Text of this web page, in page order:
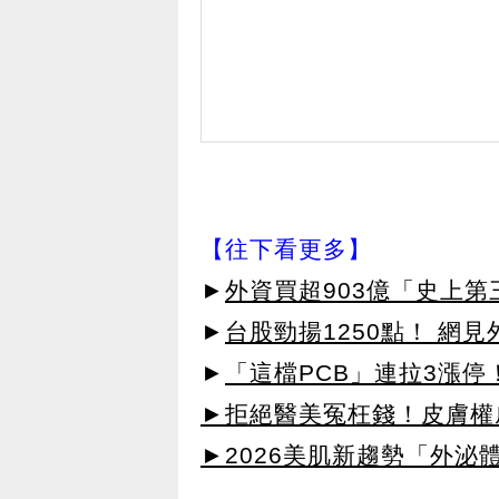
【往下看更多】
► 外資買超903億「史上第
► 台股勁揚1250點！ 網見
►
「這檔PCB」連拉3漲
►拒絕醫美冤枉錢！皮膚
►2026美肌新趨勢「外泌